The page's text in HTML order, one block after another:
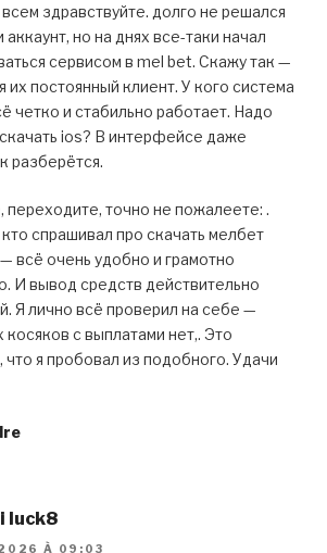
всем здравствуйте. долго не решался
аккаунт, но на днях все-таки начал
сервисом в mel bet. Скажу так —
их постоянный клиент. У кого система
четко и стабильно работает. Надо
ios? В интерфейсе даже
разберётся.
переходите, точно не пожалеете: .
кто спрашивал про скачать мелбет
всё очень удобно и грамотно
И вывод средств действительно
Я лично всё проверил на себе —
косяков с выплатами нет,. Это
что я пробовал из подобного. Удачи
luck8
À 09:03